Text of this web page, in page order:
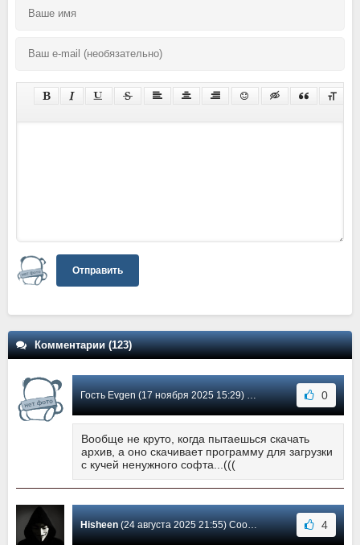
Отправить
Комментарии (123)
Гость Evgen (17 ноября 2025 15:29) Сообщение #116 0
Вообще не круто, когда пытаешься скачать
архив, а оно скачивает программу для загрузки
с кучей ненужного софта...(((
Hisheen(24 августа 2025 21:55) Сообщение #115 4